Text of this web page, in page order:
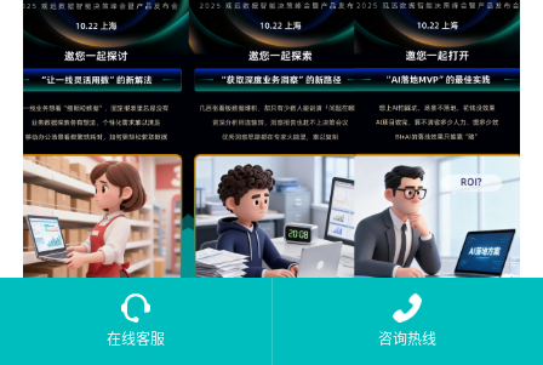
在线客服 咨询热线